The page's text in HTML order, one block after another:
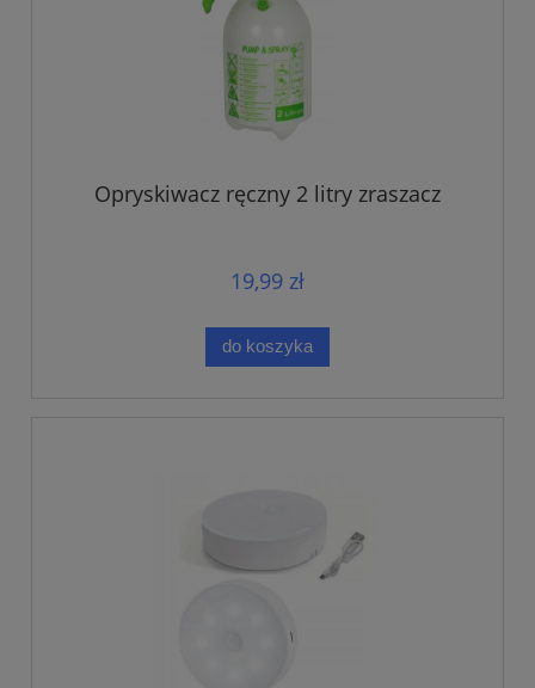
Opryskiwacz ręczny 2 litry zraszacz
19,99 zł
do koszyka